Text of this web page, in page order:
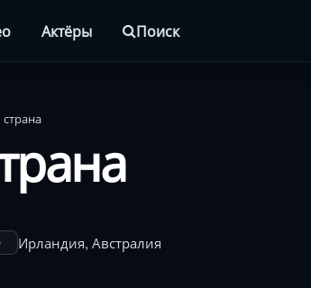
Актёры Поиск
Ирландия, Австралия